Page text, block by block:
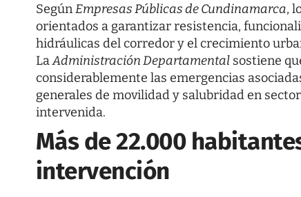
SegúnEmpresas Públicas de Cundinamarca,
orientados a garantizar resistencia,
hidráulicas del corredor y el crecimiento
LaAdministración Departamental sostiene
considerablemente las emergencias
generales de movilidad y salubridad en
intervenida.
Más de 22.000
intervención